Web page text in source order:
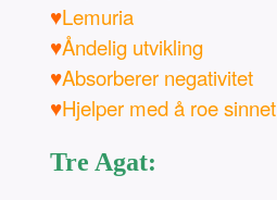
♥Lemuria
♥Åndelig utvikling
♥Absorberer negativitet
♥Hjelper med å roe sinnet
Tre Agat: